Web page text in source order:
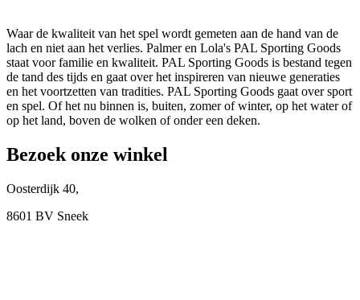
Waar de kwaliteit van het spel wordt gemeten aan de hand van de
lach en niet aan het verlies. Palmer en Lola's PAL Sporting Goods
staat voor familie en kwaliteit. PAL Sporting Goods is bestand tegen
de tand des tijds en gaat over het inspireren van nieuwe generaties
en het voortzetten van tradities. PAL Sporting Goods gaat over sport
en spel. Of het nu binnen is, buiten, zomer of winter, op het water of
op het land, boven de wolken of onder een deken.
Bezoek onze winkel
Oosterdijk 40,
8601 BV Sneek